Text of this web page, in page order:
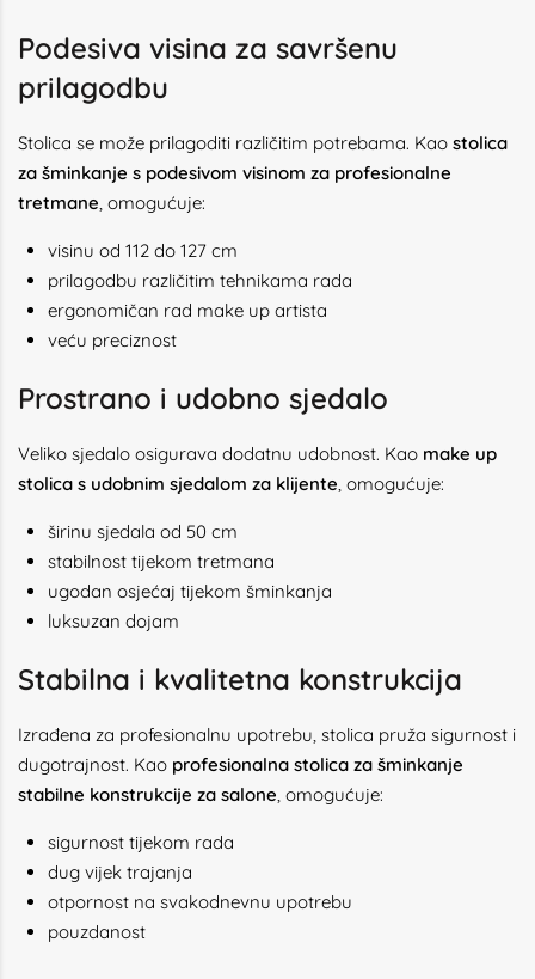
Podesiva visina za savršenu
prilagodbu
Stolica se može prilagoditi različitim potrebama. Kao stolica
za šminkanje s podesivom visinom za profesionalne
tretmane, omogućuje:
visinu od 112 do 127 cm
prilagodbu različitim tehnikama rada
ergonomičan rad make up artista
veću preciznost
Prostrano i udobno sjedalo
Veliko sjedalo osigurava dodatnu udobnost. Kao make up
stolica s udobnim sjedalom za klijente, omogućuje:
širinu sjedala od 50 cm
stabilnost tijekom tretmana
ugodan osjećaj tijekom šminkanja
luksuzan dojam
Stabilna i kvalitetna konstrukcija
Izrađena za profesionalnu upotrebu, stolica pruža sigurnost i
dugotrajnost. Kao profesionalna stolica za šminkanje
stabilne konstrukcije za salone, omogućuje:
sigurnost tijekom rada
dug vijek trajanja
otpornost na svakodnevnu upotrebu
pouzdanost